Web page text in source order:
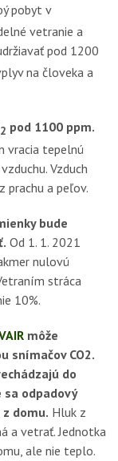
pobyt v
vetranie a
pod 1200
na človeka a
2 pod 1100 ppm.
vracia tepelnú
Vzduch
prachu a peľov.
bude
Od 1. 1. 2021
nulovú
stráca
10%.
môže
snímačov CO2.
do
odpadový
domu. Hluk z
a vetrať. Jednotka
ale nie teplo.